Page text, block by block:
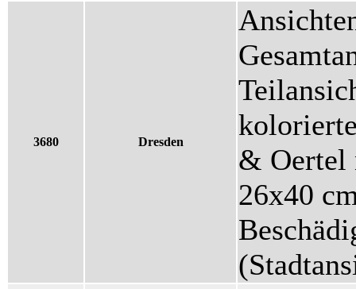
3680 Dresden
& Oertel
26x40